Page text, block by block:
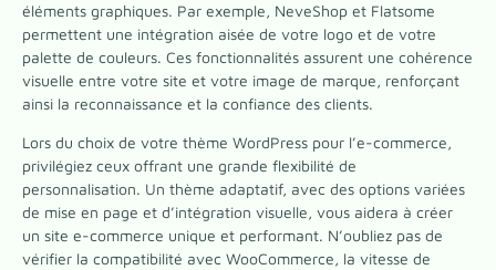
éléments graphiques. Par exemple, NeveShop et Flatsome
permettent une intégration aisée de votre logo et de votre
palette de couleurs. Ces fonctionnalités assurent une cohérence
visuelle entre votre site et votre image de marque, renforçant
ainsi la reconnaissance et la confiance des clients.
Lors du choix de votre thème WordPress pour l’e-commerce,
privilégiez ceux offrant une grande flexibilité de
personnalisation. Un thème adaptatif, avec des options variées
de mise en page et d’intégration visuelle, vous aidera à créer
un site e-commerce unique et performant. N’oubliez pas de
vérifier la compatibilité avec WooCommerce, la vitesse de